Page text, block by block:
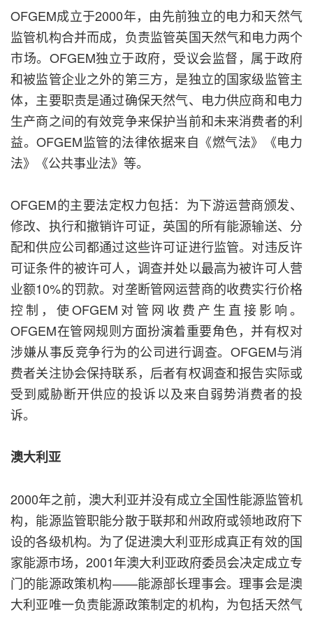
OFGEM成立于2000年，由先前独立的电力和天然气
监管机构合并而成，负责监管英国天然气和电力两个
市场。OFGEM独立于政府，受议会监督，属于政府
和被监管企业之外的第三方，是独立的国家级监管主
体，主要职责是通过确保天然气、电力供应商和电力
生产商之间的有效竞争来保护当前和未来消费者的利
益。OFGEM监管的法律依据来自《燃气法》《电力
法》《公共事业法》等。
OFGEM的主要法定权力包括：为下游运营商颁发、
修改、执行和撤销许可证，英国的所有能源输送、分
配和供应公司都通过这些许可证进行监管。对违反许
可证条件的被许可人，调查并处以最高为被许可人营
业额10%的罚款。对垄断管网运营商的收费实行价格
控制，使OFGEM对管网收费产生直接影响。
OFGEM在管网规则方面扮演着重要角色，并有权对
涉嫌从事反竞争行为的公司进行调查。OFGEM与消
费者关注协会保持联系，后者有权调查和报告实际或
受到威胁断开供应的投诉以及来自弱势消费者的投
诉。
澳大利亚
2000年之前，澳大利亚并没有成立全国性能源监管机
构，能源监管职能分散于联邦和州政府或领地政府下
设的各级机构。为了促进澳大利亚形成真正有效的国
家能源市场，2001年澳大利亚政府委员会决定成立专
门的能源政策机构——能源部长理事会。理事会是澳
大利亚唯一负责能源政策制定的机构，为包括天然气